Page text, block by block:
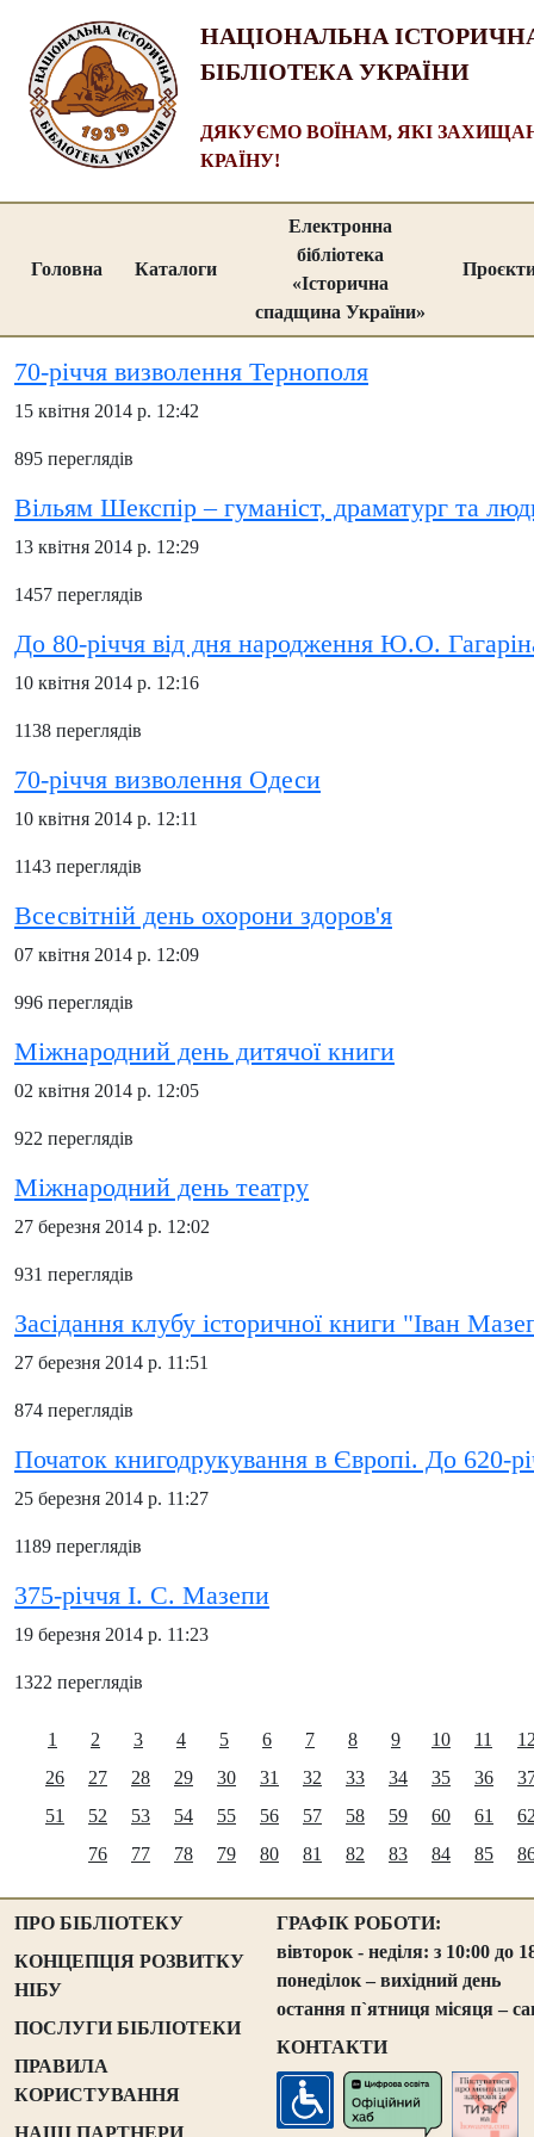
НАЦІОНАЛЬНА
БІБЛІОТЕКА УКРАЇНИ
ДЯКУЄМО ВОЇНАМ, ЯКІ
КРАЇНУ!
Головна Каталоги
Електронна
бібліотека
«Історична
спадщина України»
70-річчя визволення Тернополя
15 квітня 2014 р. 12:42
895 переглядів
Вільям Шекспір – гуманіст, драматург та
13 квітня 2014 р. 12:29
1457 переглядів
До 80-річчя від дня народження Ю.О.
10 квітня 2014 р. 12:16
1138 переглядів
70-річчя визволення Одеси
10 квітня 2014 р. 12:11
1143 переглядів
Всесвітній день охорони здоров'я
07 квітня 2014 р. 12:09
996 переглядів
Міжнародний день дитячої книги
02 квітня 2014 р. 12:05
922 переглядів
Міжнародний день театру
27 березня 2014 р. 12:02
931 переглядів
Засідання клубу історичної книги "Іван
27 березня 2014 р. 11:51
874 переглядів
Початок книгодрукування в Європі. До 620-
25 березня 2014 р. 11:27
1189 переглядів
375-річчя І. С. Мазепи
19 березня 2014 р. 11:23
1322 переглядів
1 2 3 4 5 6 7 8 9 10 11
26
27 28 29 30 31 32 33 34 35 36
51
52 53 54 55 56 57 58 59 60 61
76
77 78 79 80 81 82 83 84 85
ПРО БІБЛІОТЕКУ
КОНЦЕПЦІЯ РОЗВИТКУ
НІБУ
ПОСЛУГИ БІБЛІОТЕКИ
ПРАВИЛА
КОРИСТУВАННЯ
НАШІ ПАРТНЕРИ
ГРАФІК РОБОТИ:
вівторок - неділя: з 10:00 до
понеділок – вихідний день
остання п`ятниця місяця –
КОНТАКТИ